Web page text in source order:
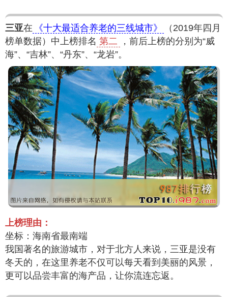
三亚在 《十大最适合养老的三线城市》
（2019年四月
榜单数据）中上榜排名 第二
，前后上榜的分别为“威
海”、“吉林”、“丹东”、“龙岩”。
上榜理由：
坐标：海南省最南端
我国著名的旅游城市，对于北方人来说，三亚是没有
冬天的，在这里养老不仅可以每天看到美丽的风景，
更可以品尝丰富的海产品，让你流连忘返。